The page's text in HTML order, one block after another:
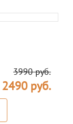
3990 руб.
2490 руб.